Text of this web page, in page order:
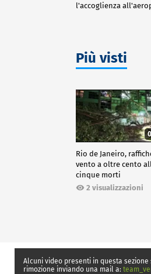
l'accoglienza
Più visti
Rio de Janeiro,
vento a oltre cento
cinque morti
2 visualizzazioni
Alcuni video presenti in questa
rimozione inviando una mail a: